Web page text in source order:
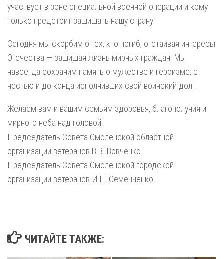
участвует в зоне специальной военной операции и кому
только предстоит защищать нашу страну!
Сегодня мы скорбим о тех, кто погиб, отстаивая интересы
Отечества — защищая жизнь мирных граждан. Мы
навсегда сохраним память о мужестве и героизме, с
честью и до конца исполнивших свой воинский долг.
Желаем вам и вашим семьям здоровья, благополучия и
мирного неба над головой!
Председатель Совета Смоленской областной
организации ветеранов В.В. Вовченко
Председатель Совета Смоленской городской
организации ветеранов И.Н. Семенченко
ЧИТАЙТЕ ТАКЖЕ: